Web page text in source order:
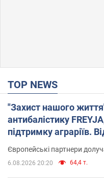
TOP NEWS
"Захист нашого
антибалістику
підтримку аграріїв.
Європейські партнери
6.08.2026 20:20 64,4 т.